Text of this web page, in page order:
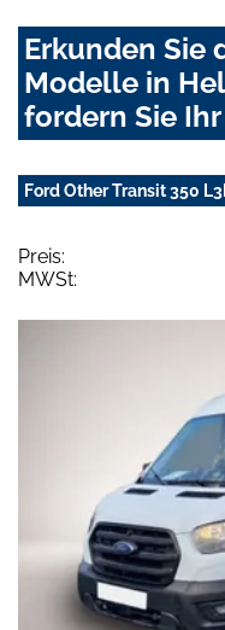
Erkunden Sie
Modelle in
fordern Sie
Ford Other Transit 350
Preis:
MWSt: